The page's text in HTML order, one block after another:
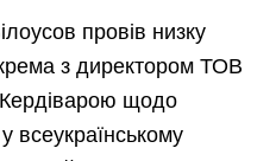
провів низку
з директором ТОВ
щодо
всеукраїнському